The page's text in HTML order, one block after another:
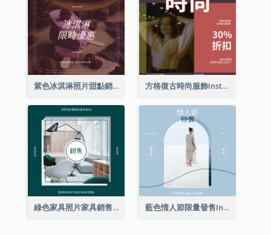
紫色冰淇淋照片甜點銷售Instagram帖子 方格復古時尚服飾Instagram帖子
綠色家具照片家具銷售Instagram帖子 藍色情人節限量發售Instagram帖子